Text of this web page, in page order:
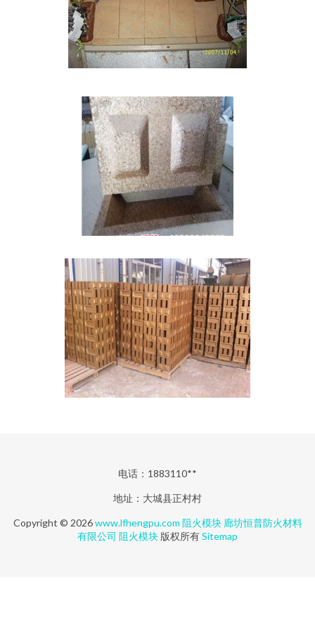
电话：1883110**
地址：大城县正村村
Copyright © 2026www.lfhengpu.com 阻火模块 廊坊恒普防火材料
有限公司 阻火模块 版权所有Sitemap